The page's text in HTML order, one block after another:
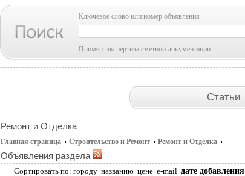
Ключевое слово или номер объявления
Пример: экспертиза сметной документации
Статьи
Ремонт и Отделка
Главная страница Строительство и Ремонт Ремонт и Отделка
Объявления раздела
Сортировать по: городу названию цене e-mail дате добавления